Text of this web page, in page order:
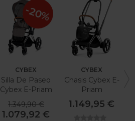
CYBEX
Silla De Paseo
Cybex E-Priam
1.349,90 €
1.079,92 €
-20%
CYBEX
Chasis Cybex E-
Priam
1.149,95 €